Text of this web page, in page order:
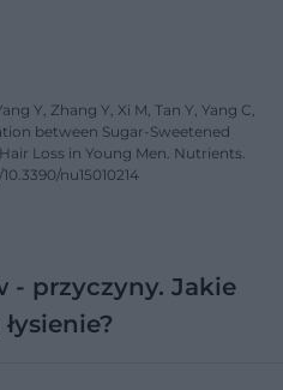
Y, Zhang Y, Xi M, Tan Y, Yang C,
between Sugar-Sweetened
Loss in Young Men. Nutrients.
nu15010214
- przyczyny. Jakie